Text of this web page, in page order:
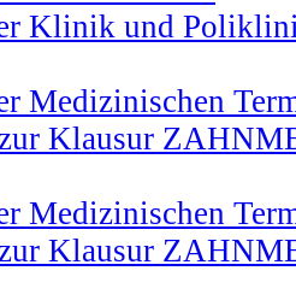
Klinik und
Medizinischen
Klausur
Medizinischen
Klausur